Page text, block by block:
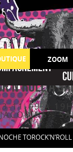
ZOOM
à
11-09 À
-